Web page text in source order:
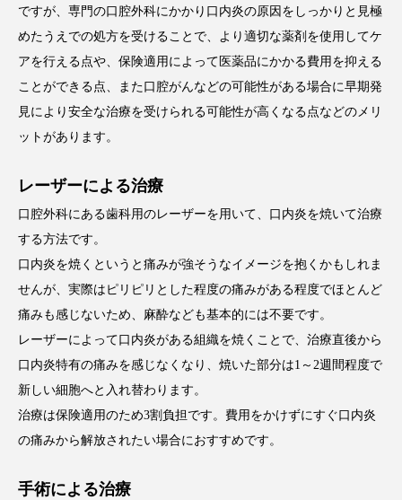
ですが、専門の口腔外科にかかり口内炎の原因をしっかりと見極
めたうえでの処方を受けることで、より適切な薬剤を使用してケ
アを行える点や、保険適用によって医薬品にかかる費用を抑える
ことができる点、また口腔がんなどの可能性がある場合に早期発
見により安全な治療を受けられる可能性が高くなる点などのメリ
ットがあります。
レーザーによる治療
口腔外科にある歯科用のレーザーを用いて、口内炎を焼いて治療
する方法です。
口内炎を焼くというと痛みが強そうなイメージを抱くかもしれま
せんが、実際はピリピリとした程度の痛みがある程度でほとんど
痛みも感じないため、麻酔なども基本的には不要です。
レーザーによって口内炎がある組織を焼くことで、治療直後から
口内炎特有の痛みを感じなくなり、焼いた部分は1～2週間程度で
新しい細胞へと入れ替わります。
治療は保険適用のため3割負担です。費用をかけずにすぐ口内炎
の痛みから解放されたい場合におすすめです。
手術による治療